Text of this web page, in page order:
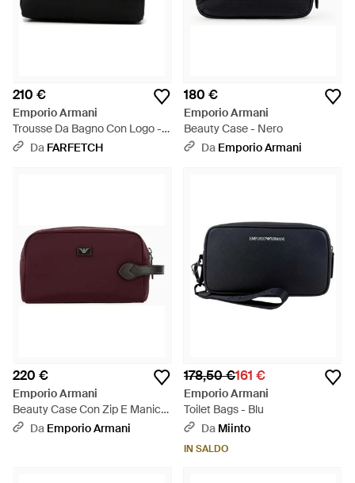
210 €
Emporio Armani
Trousse Da Bagno Con Logo -
NeroDa FARFETCH
180 €
Emporio Armani
Beauty Case - Nero
Da Emporio Armani
220 €
Emporio Armani
Beauty Case Con Zip E Manico
Laterale - Viola
Da Emporio Armani
178,50 €161 €
Emporio Armani
Toilet Bags - Blu
Da Miinto
IN SALDO